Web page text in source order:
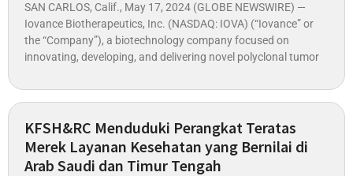
SAN CARLOS, Calif., May 17, 2024 (GLOBE NEWSWIRE) —
Iovance Biotherapeutics, Inc. (NASDAQ: IOVA) (“Iovance” or
the “Company”), a biotechnology company focused on
innovating, developing, and delivering novel polyclonal tumor
KFSH&RC Menduduki Perangkat Teratas
Merek Layanan Kesehatan yang Bernilai di
Arab Saudi dan Timur Tengah